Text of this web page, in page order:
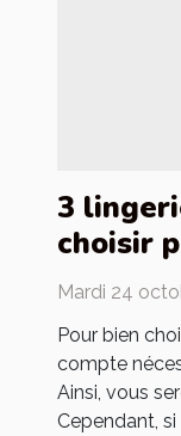
3
choisir
noces
Mardi 24
Pour bien
compte
Ainsi, vous
Cependant,